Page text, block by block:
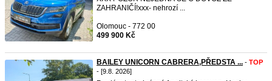
ZAHRANIČÍ!xxx- nehrozí ...
Olomouc - 772 00
499 900 Kč
BAILEY UNICORN CABRERA,PŘEDSTA ... - TOP
- [9.8. 2026]